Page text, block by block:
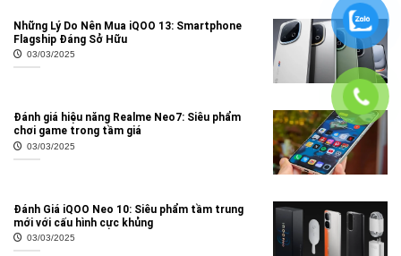
Những Lý Do Nên Mua iQOO 13: Smartphone
Flagship Đáng Sở Hữu
03/03/2025
Đánh giá hiệu năng Realme Neo7: Siêu phẩm
chơi game trong tầm giá
03/03/2025
Đánh Giá iQOO Neo 10: Siêu phẩm tầm trung
mới với cấu hình cực khủng
03/03/2025